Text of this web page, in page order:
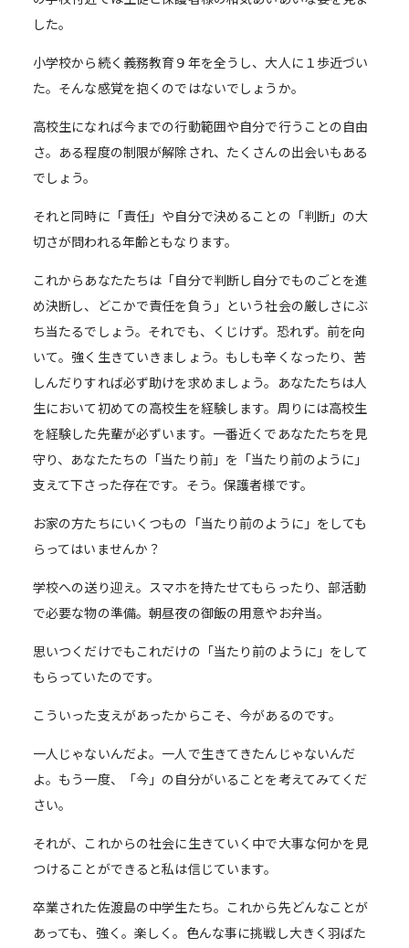
した。
小学校から続く義務教育９年を全うし、大人に１歩近づい
た。そんな感覚を抱くのではないでしょうか。
高校生になれば今までの行動範囲や自分で行うことの自由
さ。ある程度の制限が解除され、たくさんの出会いもある
でしょう。
それと同時に「責任」や自分で決めることの「判断」の大
切さが問われる年齢ともなります。
これからあなたたちは「自分で判断し自分でものごとを進
め決断し、どこかで責任を負う」という社会の厳しさにぶ
ち当たるでしょう。それでも、くじけず。恐れず。前を向
いて。強く生きていきましょう。もしも辛くなったり、苦
しんだりすれば必ず助けを求めましょう。あなたたちは人
生において初めての高校生を経験します。周りには高校生
を経験した先輩が必ずいます。一番近くであなたたちを見
守り、あなたたちの「当たり前」を「当たり前のように」
支えて下さった存在です。そう。保護者様です。
お家の方たちにいくつもの「当たり前のように」をしても
らってはいませんか？
学校への送り迎え。スマホを持たせてもらったり、部活動
で必要な物の準備。朝昼夜の御飯の用意やお弁当。
思いつくだけでもこれだけの「当たり前のように」をして
もらっていたのです。
こういった支えがあったからこそ、今があるのです。
一人じゃないんだよ。一人で生きてきたんじゃないんだ
よ。もう一度、「今」の自分がいることを考えてみてくだ
さい。
それが、これからの社会に生きていく中で大事な何かを見
つけることができると私は信じています。
卒業された佐渡島の中学生たち。これから先どんなことが
あっても、強く。楽しく。色んな事に挑戦し大きく羽ばた